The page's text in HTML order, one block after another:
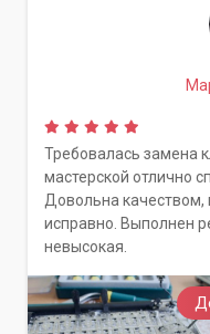
Требовалась замена
мастерской отлично
Довольна
исправно. Выполнен
невысокая.